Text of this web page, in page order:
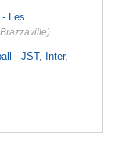
Les
- JST, Inter,